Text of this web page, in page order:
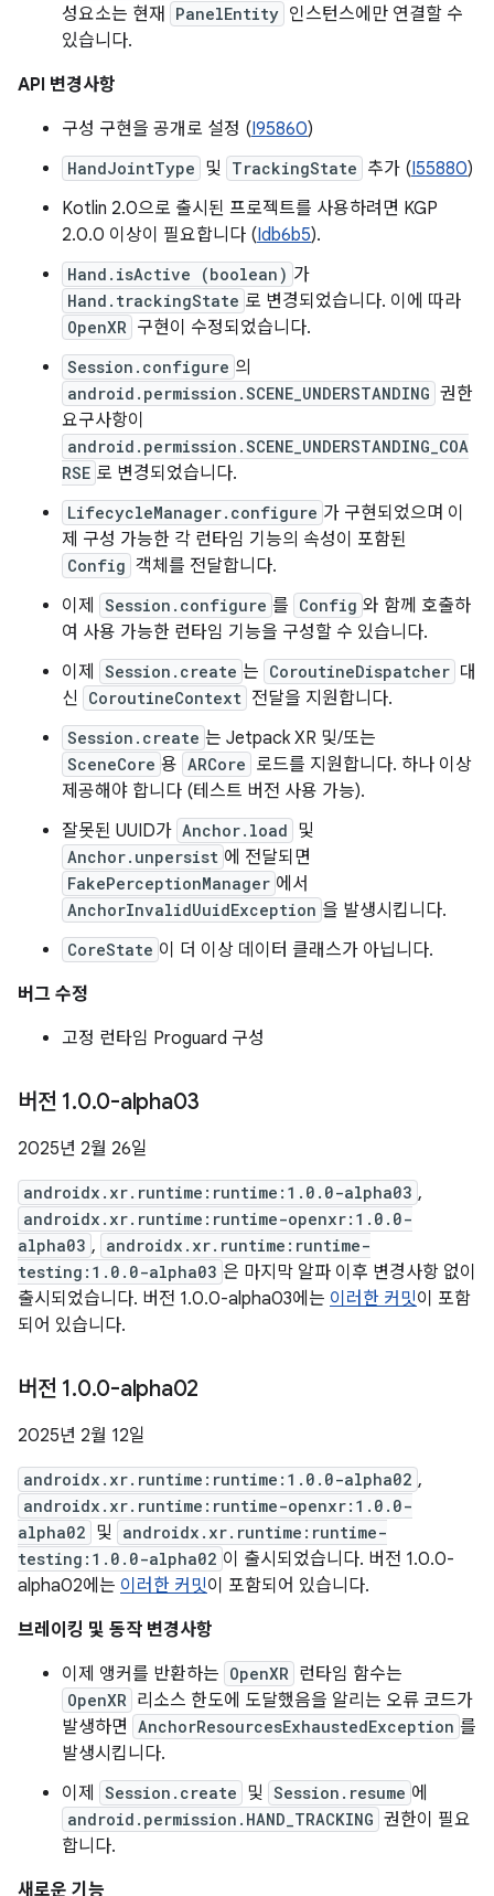
성요소는 현재
PanelEntity 인스턴스에만 연결할 수
있습니다.
API 변경사항
구성 구현을 공개로 설정 (I95860)
HandJointType 및 TrackingState 추가 (I55880)
Kotlin 2.0으로 출시된 프로젝트를 사용하려면 KGP
2.0.0 이상이 필요합니다 (Idb6b5).
Hand.isActive (boolean) 가
Hand.trackingState 로 변경되었습니다. 이에 따라
OpenXR 구현이 수정되었습니다.
Session.configure 의
android.permission.SCENE_UNDERSTANDING 권한
요구사항이
android.permission.SCENE_UNDERSTANDING_COA
RSE 로 변경되었습니다.
LifecycleManager.configure 가 구현되었으며 이
제 구성 가능한 각 런타임 기능의 속성이 포함된
Config 객체를 전달합니다.
이제
Session.configure 를 Config 와 함께 호출하
여 사용 가능한 런타임 기능을 구성할 수 있습니다.
이제
Session.create 는 CoroutineDispatcher 대
신 CoroutineContext 전달을 지원합니다.
Session.create 는 Jetpack XR 및/또는
SceneCore 용 ARCore 로드를 지원합니다. 하나 이상
제공해야 합니다 (테스트 버전 사용 가능).
잘못된 UUID가 Anchor.load 및
Anchor.unpersist 에 전달되면
FakePerceptionManager 에서
AnchorInvalidUuidException 을 발생시킵니다.
CoreState 이 더 이상 데이터 클래스가 아닙니다.
버그 수정
고정 런타임 Proguard 구성
버전 1.0.0-alpha03
2025년 2월 26일
androidx.xr.runtime:runtime:1.0.0-alpha03 ,
androidx.xr.runtime:runtime-openxr:1.0.0-
alpha03 , androidx.xr.runtime:runtime-
testing:1.0.0-alpha03 은 마지막 알파 이후 변경사항 없이
출시되었습니다. 버전 1.0.0-alpha03에는 이러한 커밋이 포함
되어 있습니다.
버전 1.0.0-alpha02
2025년 2월 12일
androidx.xr.runtime:runtime:1.0.0-alpha02 ,
androidx.xr.runtime:runtime-openxr:1.0.0-
alpha02 및 androidx.xr.runtime:runtime-
testing:1.0.0-alpha02 이 출시되었습니다. 버전 1.0.0-
alpha02에는 이러한 커밋이 포함되어 있습니다.
브레이킹 및 동작 변경사항
이제 앵커를 반환하는 OpenXR 런타임 함수는
OpenXR 리소스 한도에 도달했음을 알리는 오류 코드가
발생하면 AnchorResourcesExhaustedException 를
발생시킵니다.
이제
Session.create 및 Session.resume 에
android.permission.HAND_TRACKING 권한이 필요
합니다.
새로운 기능